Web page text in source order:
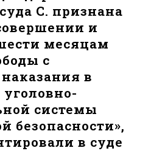
С. признана
и
месяцам
с
в
системы
безопасности»,
в суде